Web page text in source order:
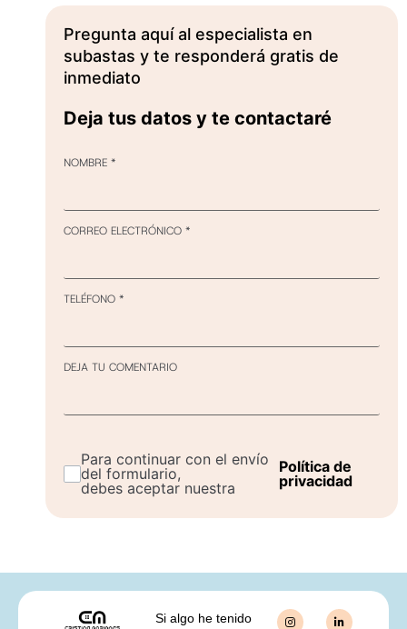
Pregunta aquí al especialista en
subastas y te responderá gratis de
inmediato
Deja tus datos y te contactaré
NOMBRE *
CORREO ELECTRÓNICO *
TELÉFONO *
DEJA TU COMENTARIO
Para continuar con el envío
del formulario,
debes aceptar nuestra
Política de
privacidad
Si algo he tenido